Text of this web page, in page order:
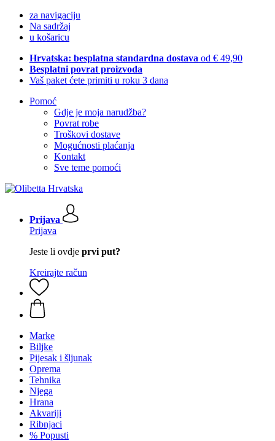
za navigaciju
Na sadržaj
u košaricu
Hrvatska: besplatna standardna dostava od € 49,90
Besplatni povrat proizvoda
Vaš paket ćete primiti u roku 3 dana
Pomoć
Gdje je moja narudžba?
Povrat robe
Troškovi dostave
Mogućnosti plaćanja
Kontakt
Sve teme pomoći
Prijava
Prijava
Jeste li ovdje prvi put?
Kreirajte račun
Marke
Biljke
Pijesak i šljunak
Oprema
Tehnika
Njega
Hrana
Akvariji
Ribnjaci
% Popusti